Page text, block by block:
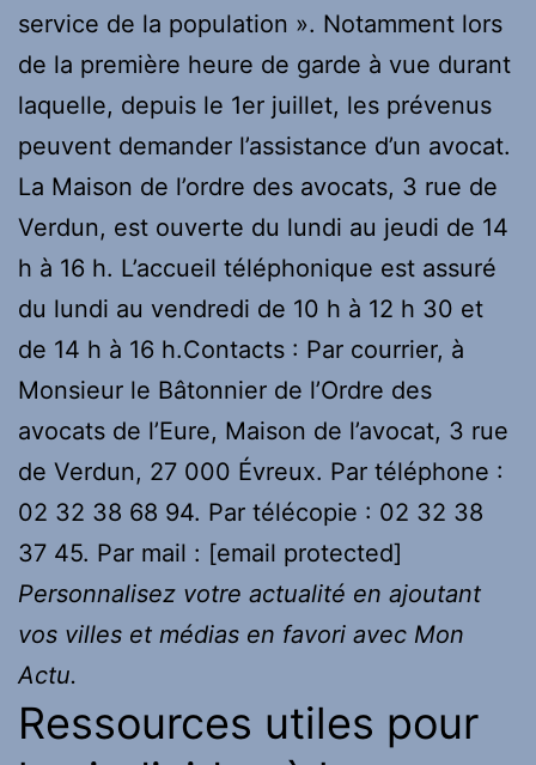
service de la population ». Notamment lors
de la première heure de garde à vue durant
laquelle, depuis le 1er juillet, les prévenus
peuvent demander l’assistance d’un avocat.
La Maison de l’ordre des avocats, 3 rue de
Verdun, est ouverte du lundi au jeudi de 14
h à 16 h. L’accueil téléphonique est assuré
du lundi au vendredi de 10 h à 12 h 30 et
de 14 h à 16 h.Contacts : Par courrier, à
Monsieur le Bâtonnier de l’Ordre des
avocats de l’Eure, Maison de l’avocat, 3 rue
de Verdun, 27 000 Évreux. Par téléphone :
02 32 38 68 94. Par télécopie : 02 32 38
37 45. Par mail : [email protected]
Personnalisez votre actualité en ajoutant
vos villes et médias en favori avec Mon
Actu.
Ressources utiles pour